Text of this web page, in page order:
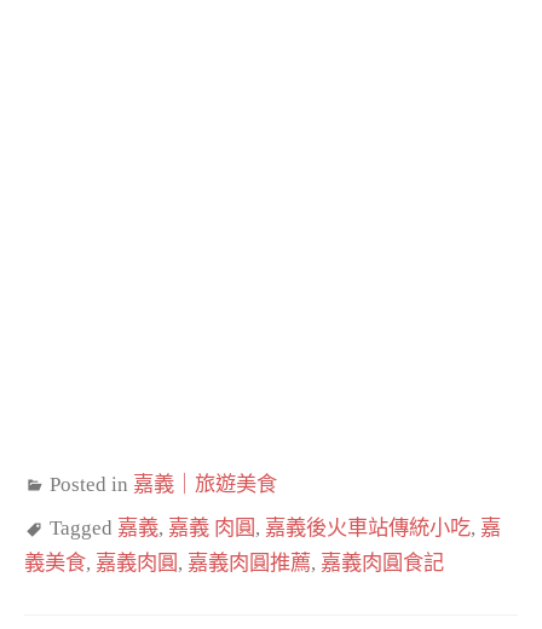
Posted in 嘉義｜旅遊美食
Tagged 嘉義, 嘉義 肉圓 , 嘉義後火車站傳統小吃, 嘉
義美食, 嘉義肉圓 , 嘉義肉圓推薦, 嘉義肉圓食記